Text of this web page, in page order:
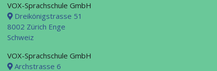
VOX-Sprachschule GmbH
Dreikönigstrasse 51
8002 Zürich Enge
Schweiz
VOX-Sprachschule GmbH
Archstrasse 6